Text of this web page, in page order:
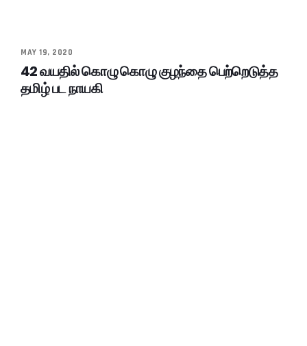
MAY 19, 2020
42 வயதில் கொழு கொழு குழந்தை பெற்றெடுத்த
தமிழ் பட நாயகி